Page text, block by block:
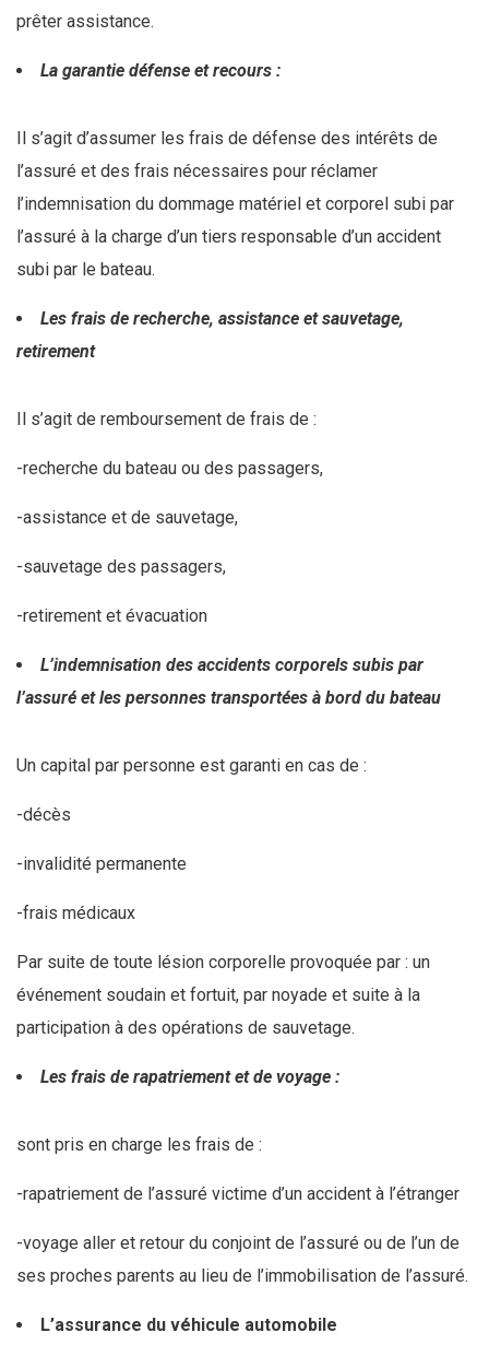
prêter assistance.
La garantie défense et recours :
Il s’agit d’assumer les frais de défense des intérêts de
l’assuré et des frais nécessaires pour réclamer
l’indemnisation du dommage matériel et corporel subi par
l’assuré à la charge d’un tiers responsable d’un accident
subi par le bateau.
Les frais de recherche, assistance et sauvetage,
retirement
Il s’agit de remboursement de frais de :
-recherche du bateau ou des passagers,
-assistance et de sauvetage,
-sauvetage des passagers,
-retirement et évacuation
L’indemnisation des accidents corporels subis par
l’assuré et les personnes transportées à bord du bateau
Un capital par personne est garanti en cas de :
-décès
-invalidité permanente
-frais médicaux
Par suite de toute lésion corporelle provoquée par : un
événement soudain et fortuit, par noyade et suite à la
participation à des opérations de sauvetage.
Les frais de rapatriement et de voyage :
sont pris en charge les frais de :
-rapatriement de l’assuré victime d’un accident à l’étranger
-voyage aller et retour du conjoint de l’assuré ou de l’un de
ses proches parents au lieu de l’immobilisation de l’assuré.
L’assurance du véhicule automobile